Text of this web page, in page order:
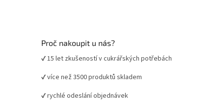
Proč nakoupit u nás?
✔ 15 let zkušeností v cukrářských potřebách
✔ více než 3500 produktů skladem
✔ rychlé odeslání objednávek